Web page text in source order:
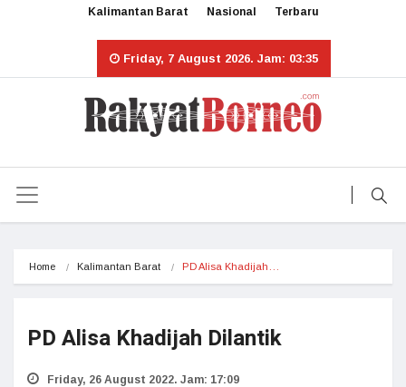
Kalimantan Barat Nasional Terbaru
Friday, 7 August 2026. Jam: 03:35
Home Kalimantan Barat PD Alisa Khadijah…
PD Alisa Khadijah Dilantik
Friday, 26 August 2022. Jam: 17:09